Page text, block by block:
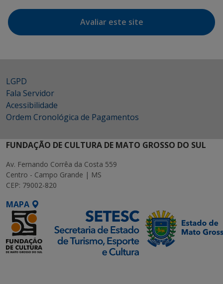
Avaliar este site
LGPD
Fala Servidor
Acessibilidade
Ordem Cronológica de Pagamentos
FUNDAÇÃO DE CULTURA DE MATO GROSSO DO SUL
Av. Fernando Corrêa da Costa 559
Centro - Campo Grande | MS
CEP: 79002-820
MAPA